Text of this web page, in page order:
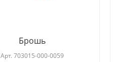
Брошь
Арт. 703015-000-0059